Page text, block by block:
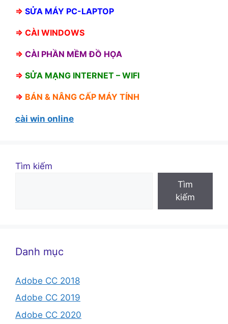
⇒ SỬA MÁY PC-LAPTOP
⇒ CÀI WINDOWS
⇒ CÀI PHẦN MỀM ĐỒ HỌA
⇒ SỬA MẠNG INTERNET – WIFI
⇒ BÁN & NÂNG CẤP MÁY TÍNH
cài win online
Tìm kiếm
Tìm
kiếm
Danh mục
Adobe CC 2018
Adobe CC 2019
Adobe CC 2020